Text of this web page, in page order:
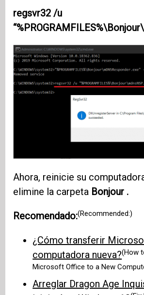
regsvr32 /u
Ahora, reinicie su
elimine la carpeta Bonjour .
Recomendado:(Recommended:)
¿Cómo transferir
computadora nueva?(How
Microsoft Office to a New
Arreglar Dragon Age